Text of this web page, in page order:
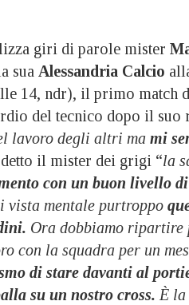
giri di parole mister
sua Alessandria Calcio
14, ndr), il primo match
del tecnico dopo il suo
lavoro degli altri ma mi
il mister dei grigi “la
con un buon livello
vista mentale purtroppo
Ora dobbiamo
con la squadra per un
di stare davanti al
su un nostro cross. È